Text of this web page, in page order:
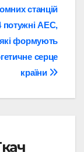
станцій
потужні АЕС,
які формують
серце
країни